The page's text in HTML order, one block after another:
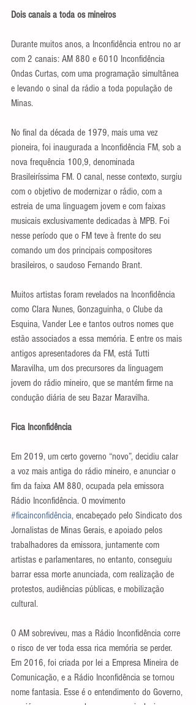
Dois canais a toda os mineiros
Durante muitos anos, a Inconfidência entrou no ar
com 2 canais: AM 880 e 6010 Inconfidência
Ondas Curtas, com uma programação simultânea
e levando o sinal da rádio a toda população de
Minas.
No final da década de 1979, mais uma vez
pioneira, foi inaugurada a Inconfidência FM, sob a
nova frequência 100,9, denominada
Brasileiríssima FM. O canal, nesse contexto, surgiu
com o objetivo de modernizar o rádio, com a
estreia de uma linguagem jovem e com faixas
musicais exclusivamente dedicadas à MPB. Foi
nesse período que o FM teve à frente do seu
comando um dos principais compositores
brasileiros, o saudoso Fernando Brant.
Muitos artistas foram revelados na Inconfidência
como Clara Nunes, Gonzaguinha, o Clube da
Esquina, Vander Lee e tantos outros nomes que
estão associados a essa memória. E entre os mais
antigos apresentadores da FM, está Tutti
Maravilha, um dos precursores da linguagem
jovem do rádio mineiro, que se mantém firme na
condução diária de seu Bazar Maravilha.
Fica Inconfidência
Em 2019, um certo governo “novo”, decidiu calar
a voz mais antiga do rádio mineiro, e anunciar o
fim da faixa AM 880, ocupada pela emissora
Rádio Inconfidência. O movimento
#ficainconfidência, encabeçado pelo Sindicato dos
Jornalistas de Minas Gerais, e apoiado pelos
trabalhadores da emissora, juntamente com
artistas e parlamentares, no entanto, conseguiu
barrar essa morte anunciada, com realização de
protestos, audiências públicas, e mobilização
cultural.
O AM sobreviveu, mas a Rádio Inconfidência corre
o risco de ver toda essa rica memória se perder.
Em 2016, foi criada por lei a Empresa Mineira de
Comunicação, e a Rádio Inconfidência se tornou
nome fantasia. Esse é o entendimento do Governo,